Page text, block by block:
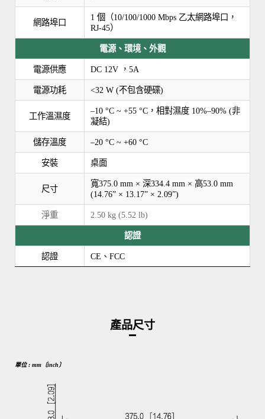
網路埠口
1 個（10/100/1000 Mbps 乙太網路埠口，
RJ-45）
電源、環境、外觀
電源供應 DC 12V ，5A
電源功耗 <32 W (不包含硬碟)
工作溫濕度
–10 °C ~ +55 °C，相對濕度 10%–90% (非
凝結)
儲存溫度 –20 °C ~ +60 °C
安裝 桌面
尺寸
寬375.0 mm × 深334.4 mm × 高53.0 mm
(14.76” × 13.17” × 2.09”)
淨重 2.50 kg (5.52 lb)
認證
認證 CE、FCC
產品尺寸
單位 : mm〔inch〕